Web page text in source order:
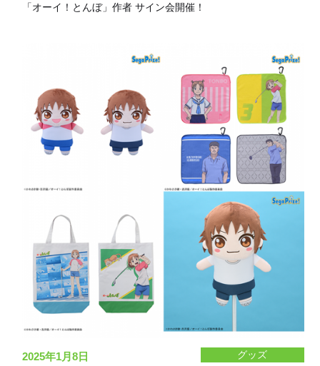
「オーイ！とんぼ」作者 サイン会開催！
2025年1月8日 グッズ